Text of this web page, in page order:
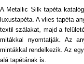
A Metallic Silk tapéta
luxustapéta. A vlies tapéta
textil szálakat, majd a
mitákkal nyomtatják. Az
mintákkal rendelkezik. Az
alá tapétának is.